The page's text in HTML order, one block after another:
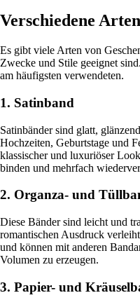
Verschiedene
Es gibt viele Arten von
Zwecke und Stile geeignet
am häufigsten verwendeten.
1. Satinband
Satinbänder sind glatt,
Hochzeiten, Geburtstage und
klassischer und luxuriöser
binden und mehrfach
2. Organza- und
Diese Bänder sind leicht und
romantischen Ausdruck
und können mit anderen
Volumen zu erzeugen.
3. Papier- und